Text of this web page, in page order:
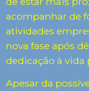
acompanhar de
atividades
nova fase após
dedicação à vida
Apesar da